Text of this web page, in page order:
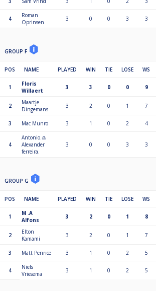
4
Roman
Oprinsen
3 0 0 3 3
GROUP F
POS NAME PLAYED WIN TIE LOSE WS
1
Floris
Willaert
3 3 0 0 9
2
Maartje
Dingemans
3 2 0 1 7
3 Mac Munro 3 1 0 2 4
4
Antonio.♎️
Alexander
ferreira.
3 0 0 3 3
GROUP G
POS NAME PLAYED WIN TIE LOSE WS
1
M .A
Alfons
3 2 0 1 8
2
Elton
Kamami
3 2 0 1 7
3 Matt Penrice 3 1 0 2 5
4
Niels
Vriesema
3 1 0 2 5